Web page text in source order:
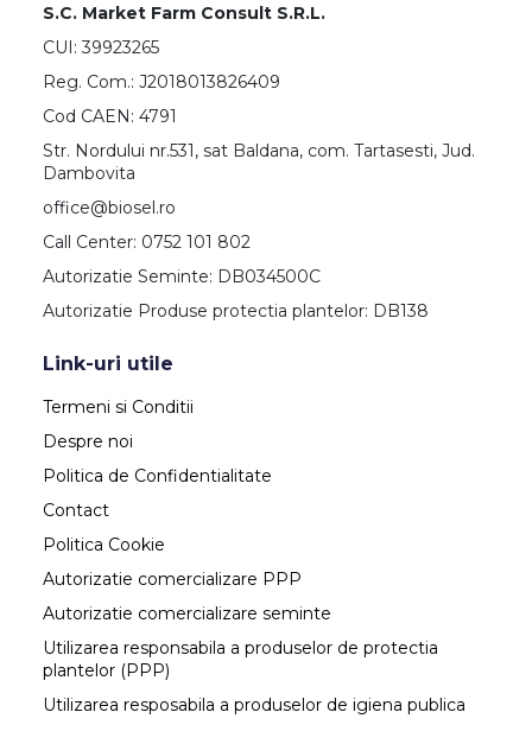
S.C. Market Farm Consult S.R.L.
CUI: 39923265
Reg. Com.: J2018013826409
Cod CAEN: 4791
Str. Nordului nr.531, sat Baldana, com. Tartasesti, Jud.
Dambovita
office@biosel.ro
Call Center: 0752 101 802
Autorizatie Seminte: DB034500C
Autorizatie Produse protectia plantelor: DB138
Link-uri utile
Termeni si Conditii
Despre noi
Politica de Confidentialitate
Contact
Politica Cookie
Autorizatie comercializare PPP
Autorizatie comercializare seminte
Utilizarea responsabila a produselor de protectia
plantelor (PPP)
Utilizarea resposabila a produselor de igiena publica